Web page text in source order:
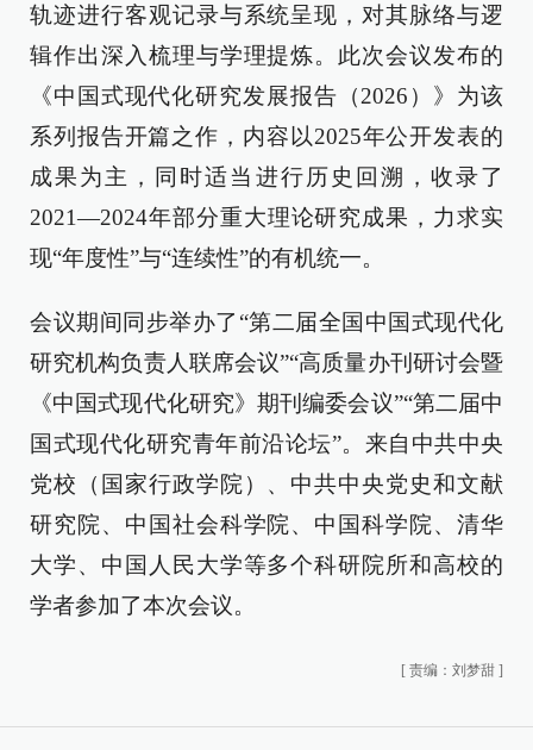
轨迹进行客观记录与系统呈现，对其脉络与逻
辑作出深入梳理与学理提炼。此次会议发布的
《中国式现代化研究发展报告（2026）》为该
系列报告开篇之作，内容以2025年公开发表的
成果为主，同时适当进行历史回溯，收录了
2021—2024年部分重大理论研究成果，力求实
现“年度性”与“连续性”的有机统一。
会议期间同步举办了“第二届全国中国式现代化
研究机构负责人联席会议”“高质量办刊研讨会暨
《中国式现代化研究》期刊编委会议”“第二届中
国式现代化研究青年前沿论坛”。来自中共中央
党校（国家行政学院）、中共中央党史和文献
研究院、中国社会科学院、中国科学院、清华
大学、中国人民大学等多个科研院所和高校的
学者参加了本次会议。
[ 责编：刘梦甜 ]